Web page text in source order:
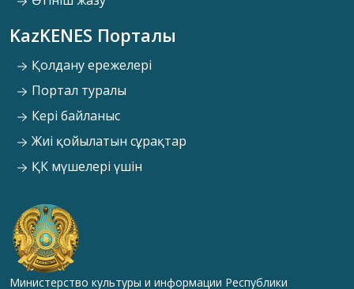
KazKENES Порталы
Қолдану ережелері
Портал туралы
Кері байланыс
Жиі қойылатын сұрақтар
ҚК мүшелері үшін
Министерство культуры и информации Республики